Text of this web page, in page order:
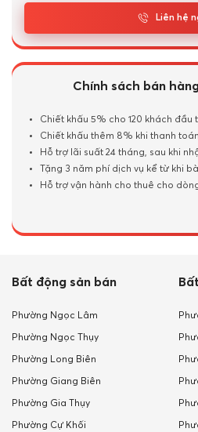
Liên hệ
Chính sách bán
Chiết khấu 5% cho 120 khách đầu
Chiết khấu thêm 8% khi thanh
Hỗ trợ lãi suất 24 tháng, sau khi
Tặng 3 năm phí dịch vụ kể từ khi
Hỗ trợ vận hành cho thuê cho
Bất động sản bán
Phường Ngọc Lâm
Phường Ngọc Thụy
Phường Long Biên
Phường Giang Biên
Phường Gia Thụy
Phường Cự Khối